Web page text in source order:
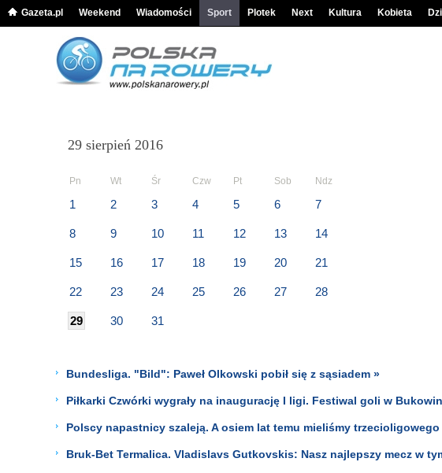
Gazeta.pl Weekend Wiadomości Sport Plotek Next Kultura Kobieta
29 sierpień 2016
Pn Wt Śr Czw Pt Sob Ndz
1 2 3 4 5 6 7
8 9 10 11 12 13 14
15 16 17 18 19 20 21
22 23 24 25 26 27 28
29 30 31
Bundesliga. "Bild": Paweł Olkowski pobił się z sąsiadem »
Piłkarki Czwórki wygrały na inaugurację I ligi. Festiwal goli w
Polscy napastnicy szaleją. A osiem lat temu mieliśmy
Bruk-Bet Termalica. Vladislavs Gutkovskis: Nasz najlepszy mecz w